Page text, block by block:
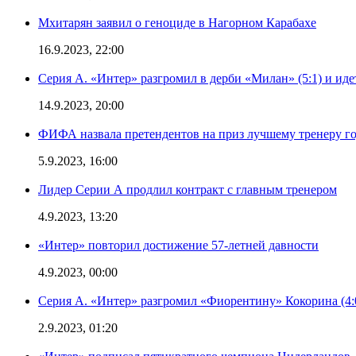
Мхитарян заявил о геноциде в Нагорном Карабахе
16.9.2023, 22:00
Серия А. «Интер» разгромил в дерби «Милан» (5:1) и
14.9.2023, 20:00
ФИФА назвала претендентов на приз лучшему тренеру
5.9.2023, 16:00
Лидер Серии А продлил контракт с главным тренером
4.9.2023, 13:20
«Интер» повторил достижение 57-летней давности
4.9.2023, 00:00
Серия А. «Интер» разгромил «Фиорентину» Кокорина
2.9.2023, 01:20